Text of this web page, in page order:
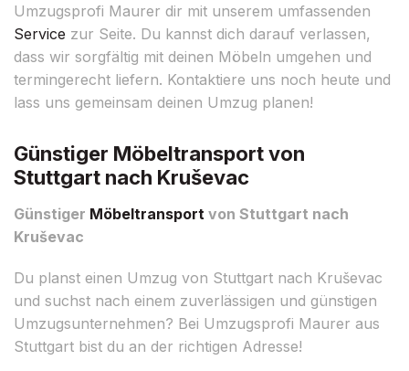
Umzugsprofi Maurer dir mit unserem umfassenden
Service zur Seite. Du kannst dich darauf verlassen,
dass wir sorgfältig mit deinen Möbeln umgehen und
termingerecht liefern. Kontaktiere uns noch heute und
lass uns gemeinsam deinen Umzug planen!
Günstiger Möbeltransport von
Stuttgart nach Kruševac
Günstiger Möbeltransport von Stuttgart nach
Kruševac
Du planst einen Umzug von Stuttgart nach Kruševac
und suchst nach einem zuverlässigen und günstigen
Umzugsunternehmen? Bei Umzugsprofi Maurer aus
Stuttgart bist du an der richtigen Adresse!